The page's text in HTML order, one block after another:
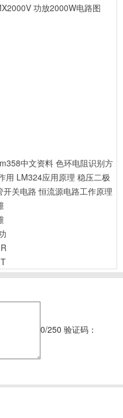
功放2000W电路图
中文资料 色环电阻识别方
用 LM324应用原理 稳压二极
开关电路 恒流源电路工作原理
0/250 验证码：